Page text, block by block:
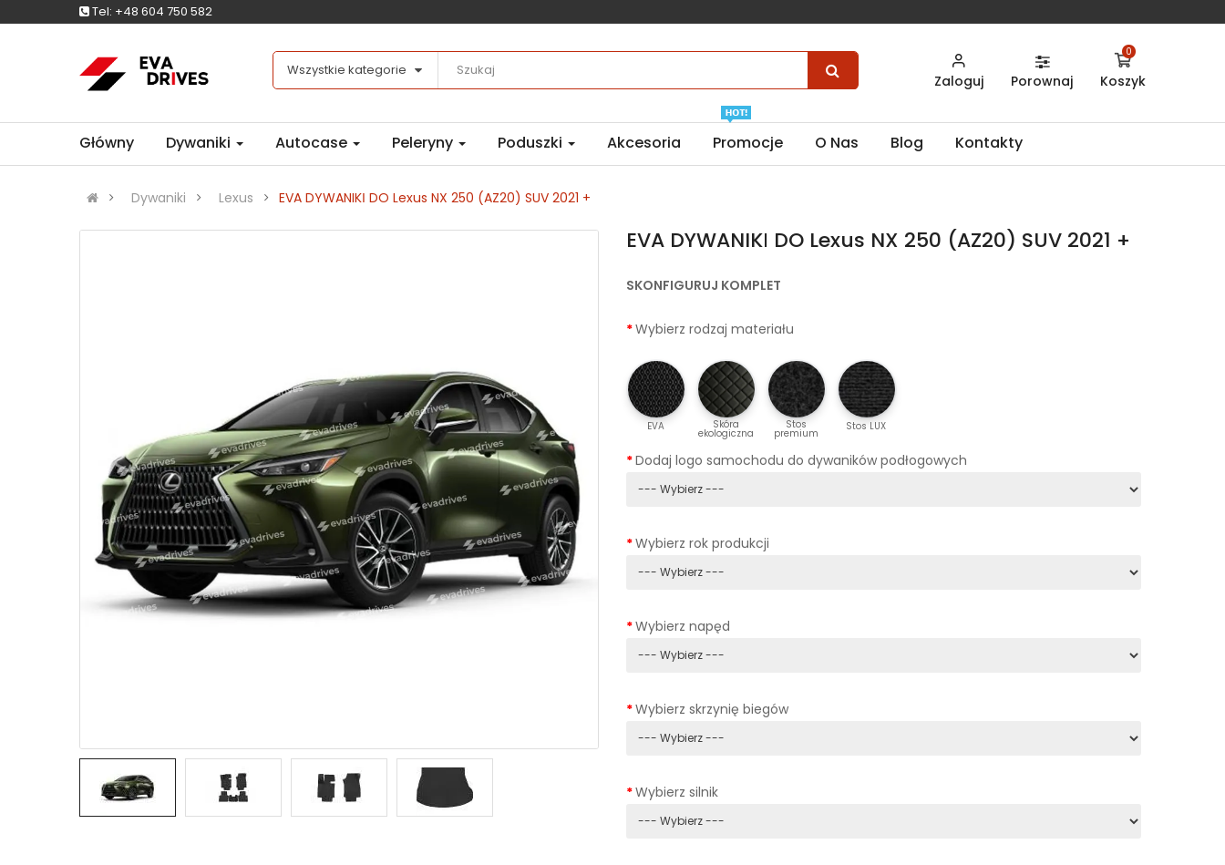
Tel: +48 604 750 582
Wszystkie kategorie
Zaloguj Porownaj Koszyk
0
Główny Dywaniki Autocase Peleryny Poduszki Akcesoria Promocje O Nas Blog Kontakty
Dywaniki Lexus EVA DYWANIKІ DO Lexus NX 250 (AZ20) SUV 2021 +
EVA DYWANIKІ DO Lexus NX 250 (AZ20) SUV 2021 +
SKONFIGURUJ KOMPLET
Wybierz rodzaj materiału
EVA Skóra
ekologiczna
Stos
premium
Stos LUX
Dodaj logo samochodu do dywaników podłogowych
Wybierz rok produkcji
Wybierz napęd
Wybierz skrzynię biegów
Wybierz silnik